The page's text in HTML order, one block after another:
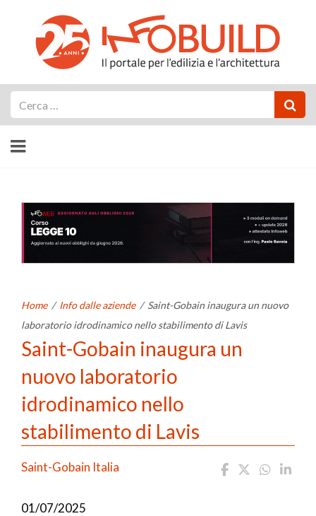
Home / Info dalle aziende / Saint-Gobain inaugura un nuovo
laboratorio idrodinamico nello stabilimento di Lavis
Saint-Gobain inaugura un
nuovo laboratorio
idrodinamico nello
stabilimento di Lavis
Saint-Gobain Italia
01/07/2025